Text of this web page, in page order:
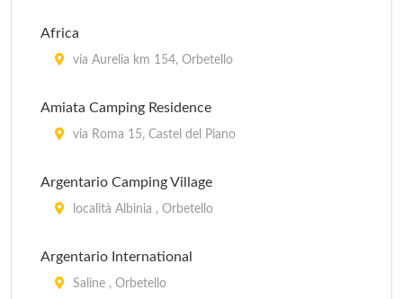
Africa
via Aurelia km 154, Orbetello
Amiata Camping Residence
via Roma 15, Castel del Piano
Argentario Camping Village
località Albinia , Orbetello
Argentario International
Saline , Orbetello